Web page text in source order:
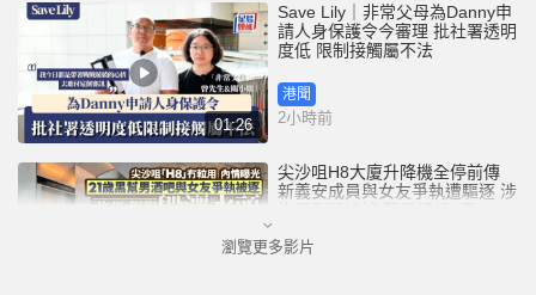
01:26
Save Lily｜非常父母為Danny申
請人身保護令今審理 批社署透明
度低 限制接觸屬不法
港聞
2小時前
尖沙咀H8大廈升降機全停前傳
新義安成員與女友爭執遭驅逐 涉
港聞
瀏覽更多影片